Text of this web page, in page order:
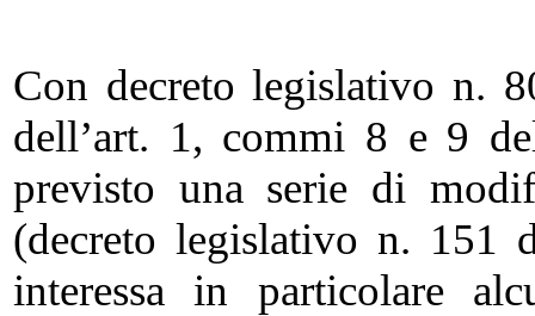
Con decreto legislativo n.
dell’art. 1, commi 8 e 9
previsto una serie di
(decreto legislativo n. 151
interessa in particolare